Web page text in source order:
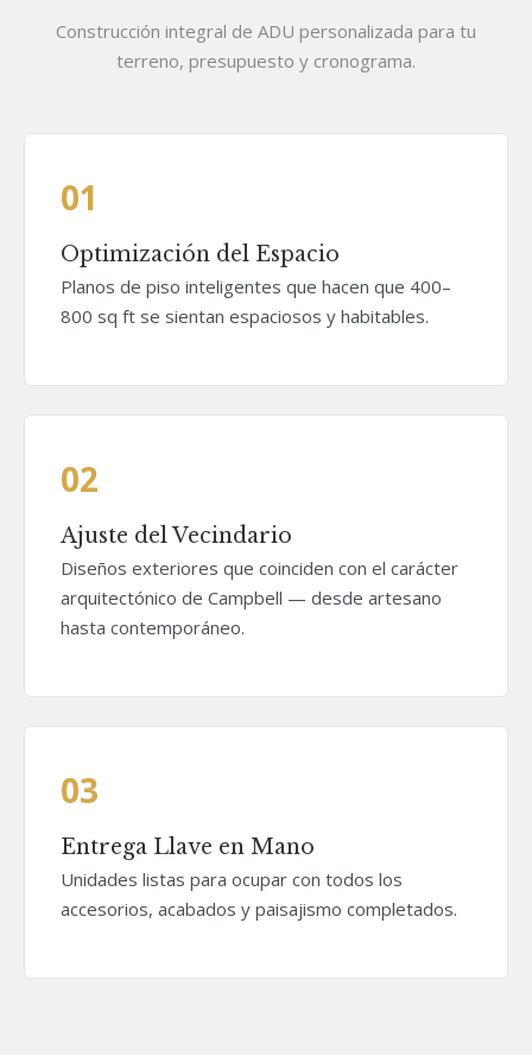
Construcción integral de ADU personalizada para tu
terreno, presupuesto y cronograma.
01
Optimización del Espacio
Planos de piso inteligentes que hacen que 400–
800 sq ft se sientan espaciosos y habitables.
02
Ajuste del Vecindario
Diseños exteriores que coinciden con el carácter
arquitectónico de Campbell — desde artesano
hasta contemporáneo.
03
Entrega Llave en Mano
Unidades listas para ocupar con todos los
accesorios, acabados y paisajismo completados.